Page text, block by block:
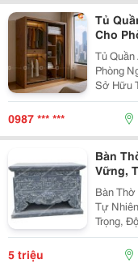
Tủ
Cho
Tủ Quần
Phòng Ngủ Mẫu Tủ Quần Áo Gỗ Công
Sở Hữu
Gỗ Óc
Đen
Thêm...
0987 *** ***
Bàn
Vững,
Bàn
Tự
Trọng,
Khắc
Linh
Nghi,
5 triệu